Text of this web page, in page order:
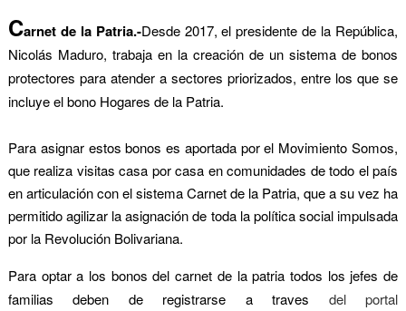
Carnet de la Patria.-Desde 2017, el presidente de la República,
Nicolás Maduro, trabaja en la creación de un sistema de bonos
protectores para atender a sectores priorizados, entre los que se
incluye el bono Hogares de la Patria.
Para asignar estos bonos es aportada por el Movimiento Somos,
que realiza visitas casa por casa en comunidades de todo el país
en articulación con el sistema Carnet de la Patria, que a su vez ha
permitido agilizar la asignación de toda la política social impulsada
por la Revolución Bolivariana.
Para optar a los bonos del carnet de la patria todos los jefes de
familias deben de registrarse a traves del portal